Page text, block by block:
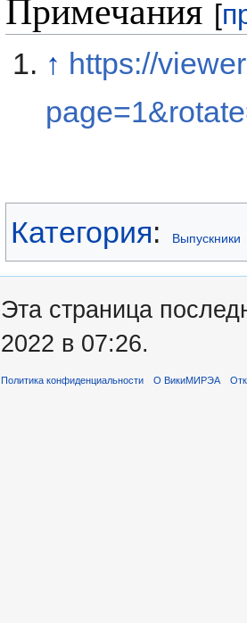
[
↑ https://
Категория: Выпускники
Эта страница
2022 в 07:26.
Политика конфиденциальности О ВикиМИРЭА